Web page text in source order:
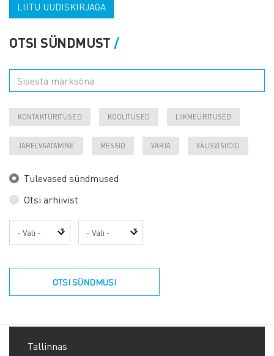
LIITU UUDISKIRJAGA
OTSI SÜNDMUST
KONTAKTÜRITUSED KOOLITUSED LIIKMEÜRITUSED
JÄRELVAATAMINE MESSID VARIA VÄLISVISIIDID
Tulevased sündmused
Otsi arhiivist
Aasta Kuu
OTSI SÜNDMUSI
Tallinnas